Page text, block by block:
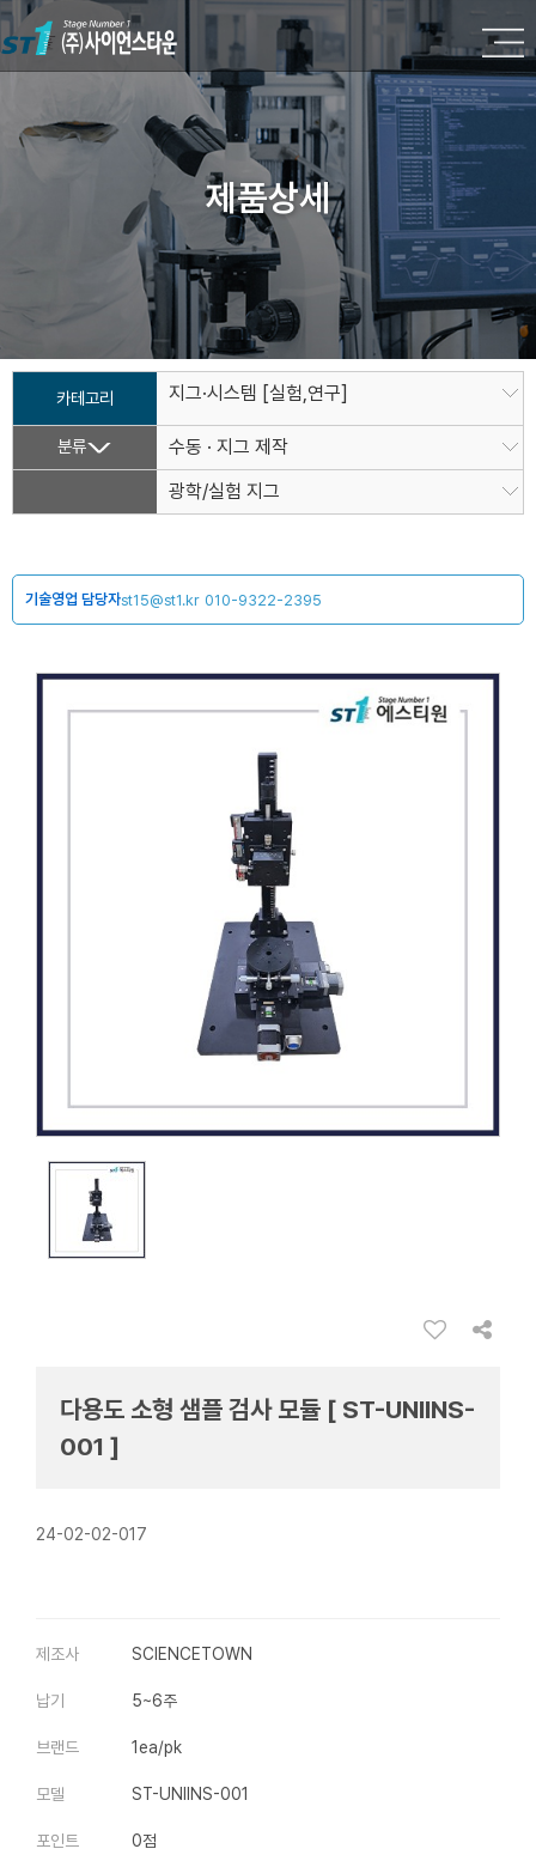
제품상세
카테고리 지그·시스템 [실험,연구]
분류
수동 · 지그 제작
광학/실험 지그
기술영업 담당자st15@st1.kr 010-9322-2395
다용도 소형 샘플 검사 모듈 [ ST-UNIINS-
001 ]
24-02-02-017
제조사 SCIENCETOWN
납기 5~6주
브랜드 1ea/pk
모델 ST-UNIINS-001
포인트 0점